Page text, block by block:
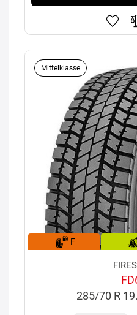
Mittelklasse
F
285/70 R